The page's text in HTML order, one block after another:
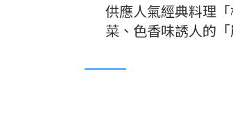
供應人氣經典料理
菜、色香味誘人的